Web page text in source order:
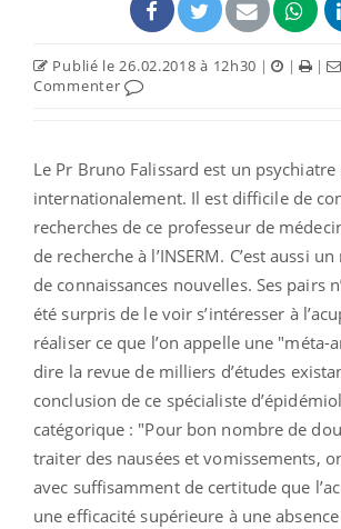
Publié le 26.02.2018 à 12h30 | | |
Commenter
Le Pr Bruno Falissard est un
internationalement. Il est difficile de
recherches de ce professeur de
de recherche à l’INSERM. C’est aussi
de connaissances nouvelles. Ses pairs
été surpris de le voir s’intéresser à
réaliser ce que l’on appelle une "méta-
dire la revue de milliers d’études
conclusion de ce spécialiste
catégorique : "Pour bon nombre de
traiter des nausées et vomissements,
avec suffisamment de certitude que
une efficacité supérieure à une